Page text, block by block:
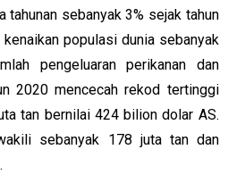
tahunan sebanyak 3% sejak tahun
populasi dunia sebanyak
pengeluaran perikanan dan
2020 mencecah rekod tertinggi
tan bernilai 424 bilion dolar AS.
sebanyak 178 juta tan dan